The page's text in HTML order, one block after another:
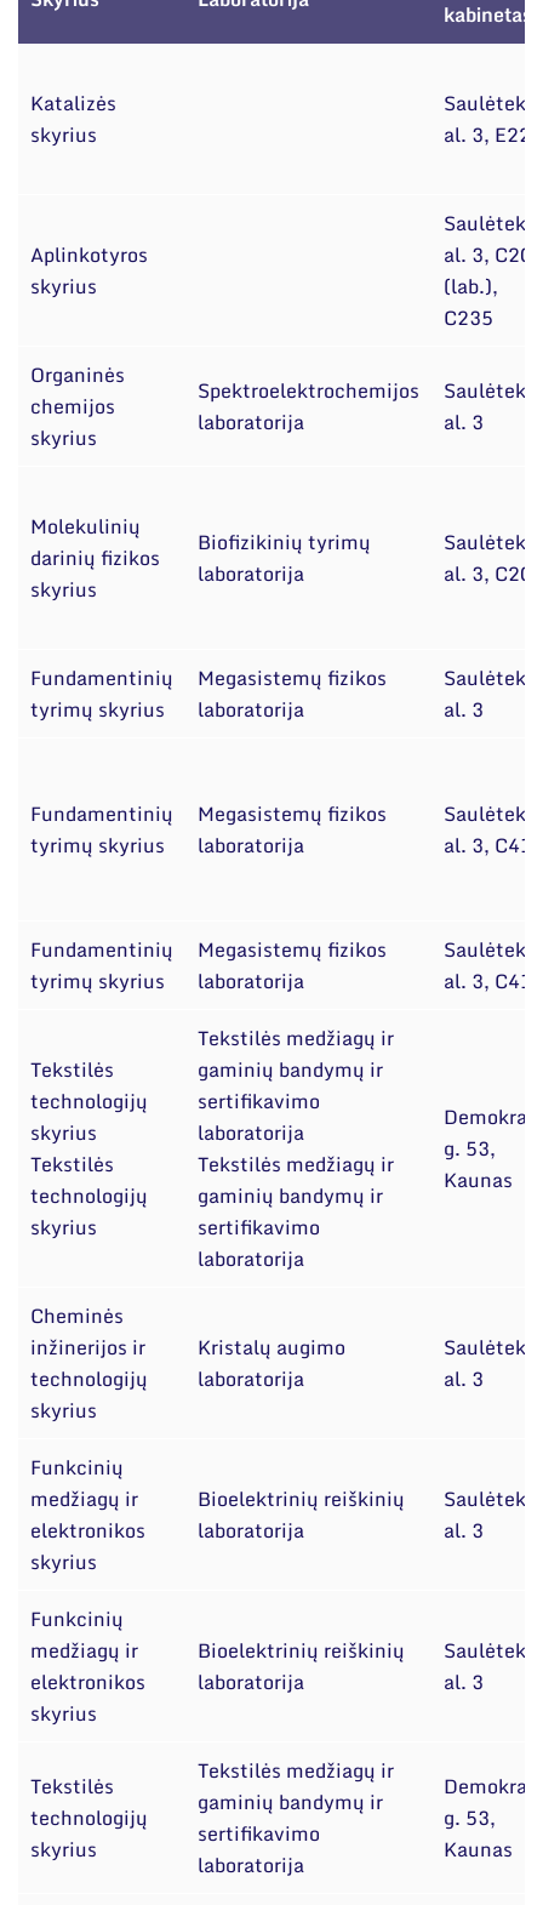
kabinetas
Katalizės
skyrius
Saulėtekio
al. 3, E221
Aplinkotyros
skyrius
Saulėtekio
al. 3, C204
(lab.),
C235
Organinės
chemijos
skyrius
Spektroelektrochemijos
laboratorija
Saulėtekio
al. 3
Molekulinių
darinių fizikos
skyrius
Biofizikinių tyrimų
laboratorija
Saulėtekio
al. 3, C201
Fundamentinių
tyrimų skyrius
Megasistemų fizikos
laboratorija
Saulėtekio
al. 3
Fundamentinių
tyrimų skyrius
Megasistemų fizikos
laboratorija
Saulėtekio
al. 3, C415
Fundamentinių
tyrimų skyrius
Megasistemų fizikos
laboratorija
Saulėtekio
al. 3, C415
Tekstilės
technologijų
skyrius
Tekstilės
technologijų
skyrius
Tekstilės medžiagų ir
gaminių bandymų ir
sertifikavimo
laboratorija
Tekstilės medžiagų ir
gaminių bandymų ir
sertifikavimo
laboratorija
g. 53,
Kaunas
Cheminės
inžinerijos ir
technologijų
skyrius
Kristalų augimo
laboratorija
Saulėtekio
al. 3
Funkcinių
medžiagų ir
elektronikos
skyrius
Bioelektrinių reiškinių
laboratorija
Saulėtekio
al. 3
Funkcinių
medžiagų ir
elektronikos
skyrius
Bioelektrinių reiškinių
laboratorija
Saulėtekio
al. 3
Tekstilės
technologijų
skyrius
Tekstilės medžiagų ir
gaminių bandymų ir
sertifikavimo
laboratorija
g. 53,
Kaunas